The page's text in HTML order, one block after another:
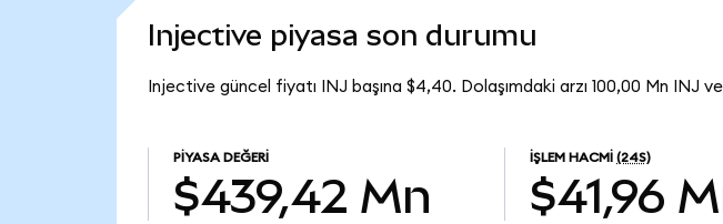
Injective piyasa son durumu
Injective güncel fiyatı INJ başına $4,40. Dolaşımdaki arzı 100,00 Mn
PIYASA DEĞERI
$439,42 Mn
İŞLEM HACMI (24S)
$41,96